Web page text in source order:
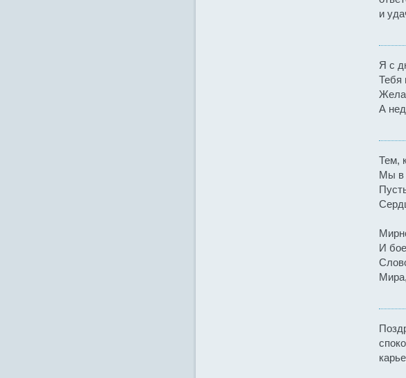
и
Я с
Тебя
А
Тем,
Мы в
И